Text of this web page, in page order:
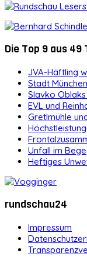
Die Top 9 aus 49
JVA-Häftling
Stadt
Slavko
EVL und
Gretlmühle
Unfall im
Heftiges
rundschau24
Impressum